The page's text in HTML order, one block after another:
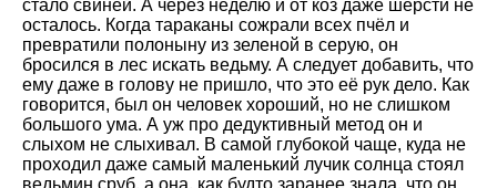
стало свиней. А через неделю и от коз даже шерсти не
осталось. Когда тараканы сожрали всех пчёл и
превратили полоныну из зеленой в серую, он
бросился в лес искать ведьму. А следует добавить, что
ему даже в голову не пришло, что это её рук дело. Как
говорится, был он человек хороший, но не слишком
большого ума. А уж про дедуктивный метод он и
слыхом не слыхивал. В самой глубокой чаще, куда не
проходил даже самый маленький лучик солнца стоял
ведьмин сруб, а она, как будто заранее знала, что он